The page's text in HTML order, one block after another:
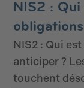
NIS2 : Qui
NIS2 : Qui
anticiper ?
touchent